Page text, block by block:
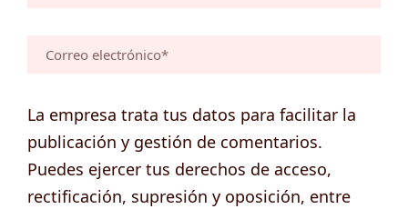
La empresa trata tus datos para facilitar la
publicación y gestión de comentarios.
Puedes ejercer tus derechos de acceso,
rectificación, supresión y oposición, entre